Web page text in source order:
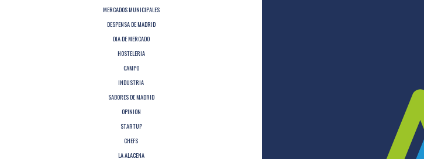
MERCADOS MUNICIPALES
DESPENSA DE MADRID
DIA DE MERCADO
HOSTELERIA
CAMPO
INDUSTRIA
SABORES DE MADRID
OPINION
STARTUP
CHEFS
LA ALACENA